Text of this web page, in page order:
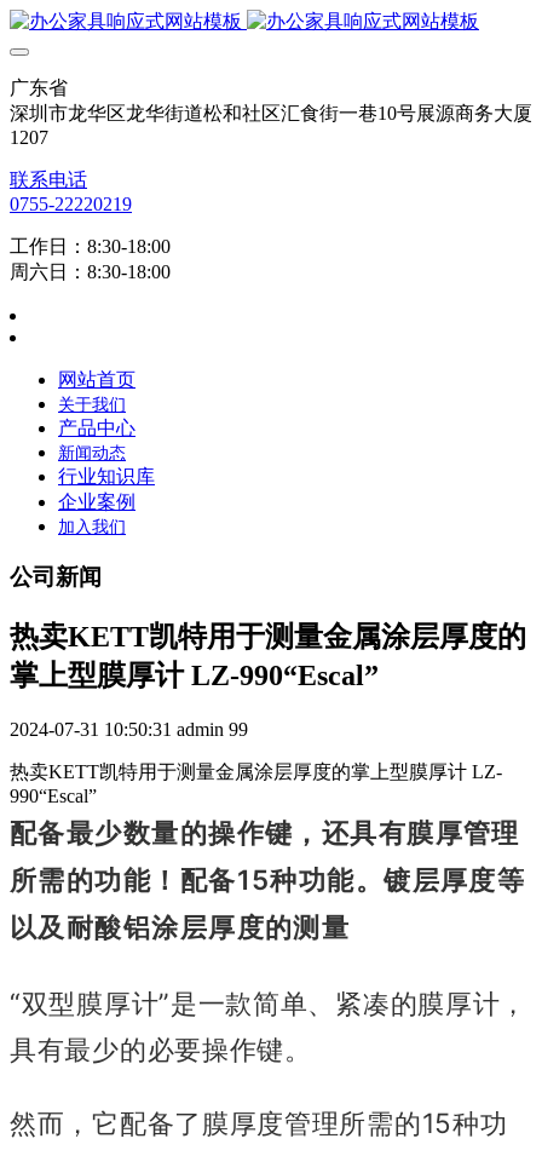
广东省
深圳市龙华区龙华街道松和社区汇食街一巷10号展源商务大厦
1207
联系电话
0755-22220219
工作日：8:30-18:00
周六日：8:30-18:00
网站首页
关于我们
产品中心
新闻动态
行业知识库
企业案例
加入我们
公司新闻
热卖KETT凯特用于测量金属涂层厚度的
掌上型膜厚计 LZ-990“Escal”
2024-07-31 10:50:31 admin 99
热卖KETT凯特用于测量金属涂层厚度的掌上型膜厚计 LZ-
990“Escal”
配备最少数量的操作键，还具有膜厚管理
所需的功能！ 配备15种功能。镀层厚度等
以及耐酸铝涂层厚度的测量
“双型膜厚计”是一款简单、紧凑的膜厚计，
具有最少的必要操作键。
然而，它配备了膜厚度管理所需的15种功